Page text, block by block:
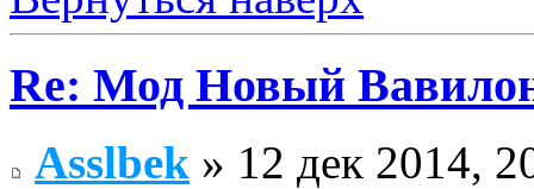
Re: Мод Новый
Asslbek » 12 дек 2014,